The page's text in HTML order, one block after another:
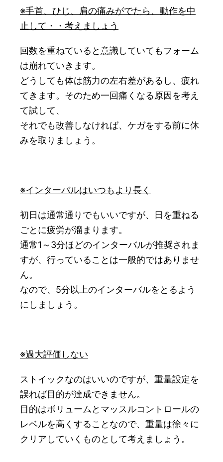
※手首、ひじ、肩の痛みがでたら、動作を中
止して・・考えましょう
回数を重ねていると意識していてもフォーム
は崩れていきます。
どうしても体は筋力の左右差があるし、疲れ
てきます。そのため一回痛くなる原因を考え
て試して、
それでも改善しなければ、ケガをする前に休
みを取りましょう。
※インターバルはいつもより長く
初日は通常通りでもいいですが、日を重ねる
ごとに疲労が溜まります。
通常1～3分ほどのインターバルが推奨されま
すが、行っていることは一般的ではありませ
ん。
なので、5分以上のインターバルをとるよう
にしましょう。
※過大評価しない
ストイックなのはいいのですが、重量設定を
誤れば目的が達成できません。
目的はボリュームとマッスルコントロールの
レベルを高くすることなので、重量は徐々に
クリアしていくものとして考えましょう。